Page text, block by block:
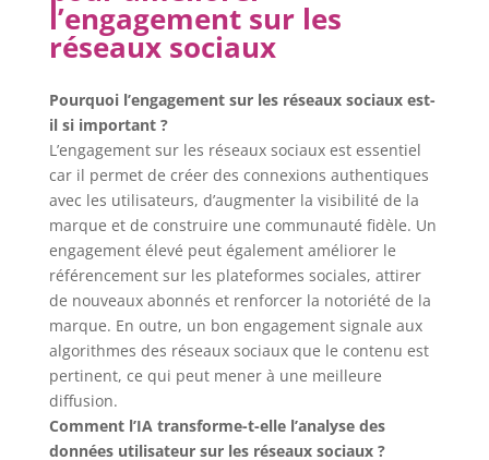
l’engagement sur les
réseaux sociaux
Pourquoi l’engagement sur les réseaux sociaux est-
il si important ?
L’engagement sur les réseaux sociaux est essentiel
car il permet de créer des connexions authentiques
avec les utilisateurs, d’augmenter la visibilité de la
marque et de construire une communauté fidèle. Un
engagement élevé peut également améliorer le
référencement sur les plateformes sociales, attirer
de nouveaux abonnés et renforcer la notoriété de la
marque. En outre, un bon engagement signale aux
algorithmes des réseaux sociaux que le contenu est
pertinent, ce qui peut mener à une meilleure
diffusion.
Comment l’IA transforme-t-elle l’analyse des
données utilisateur sur les réseaux sociaux ?